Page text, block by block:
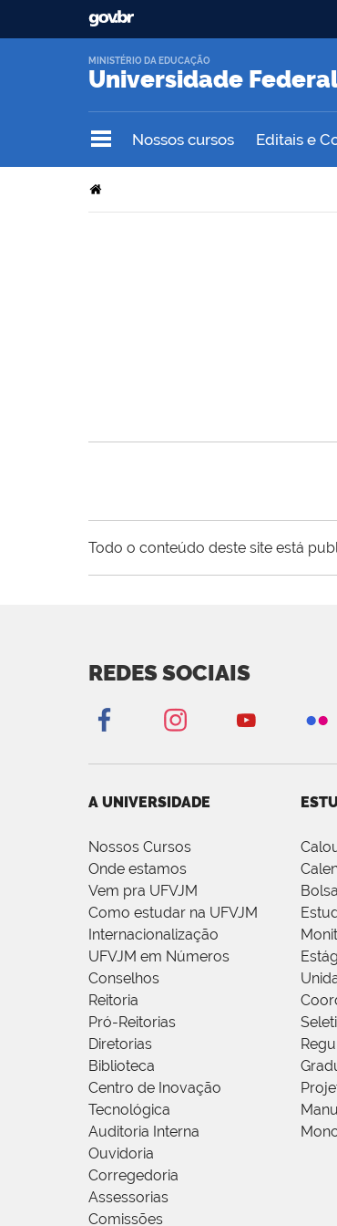
Universidade
MINISTÉRIO DA EDUCAÇÃO
Nossos cursos Editais e
Todo o conteúdo deste site está
REDES SOCIAIS
A UNIVERSIDADE
Nossos Cursos
Onde estamos
Vem pra UFVJM
Como estudar na UFVJM
Internacionalização
UFVJM em Números
Conselhos
Reitoria
Pró-Reitorias
Diretorias
Biblioteca
Centro de Inovação
Tecnológica
Auditoria Interna
Ouvidoria
Corregedoria
Assessorias
Comissões